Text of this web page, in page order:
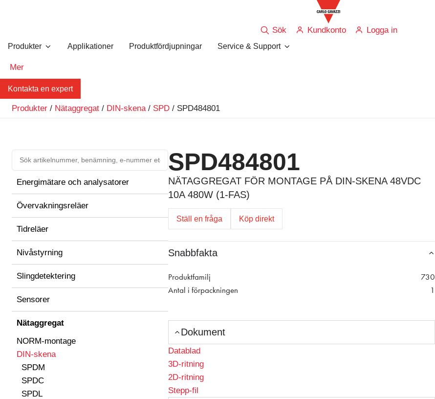
Sök Kundkonto Logga in
Produkter Applikationer Produktfördjupningar Service & Support
Mer
Kontakta en expert
Produkter / Nätaggregat / DIN-skena/ SPD / SPD484801
Energimätare och analysatorer
Övervakningsreläer
Tidreläer
Nivåstyrning
Slingdetektering
Sensorer
Nätaggregat
NORM-montage
DIN-skena
SPDM
SPDC
SPDL
SPD484801
NÄTAGGREGAT FÖR MONTAGE PÅ DIN-SKENA 48VDC
10A 480W (1-FAS)
Ställ en fråga Köp direkt
Snabbfakta
Produktfamilj
730
Antal i förpackningen
1
Dokument
Datablad
3D-ritning
2D-ritning
Stepp-fil